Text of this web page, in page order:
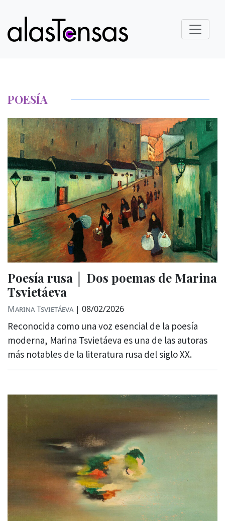
POESÍA
Poesía rusa │ Dos poemas de Marina
Tsvietáeva
Marina Tsvietáeva | 08/02/2026
Reconocida como una voz esencial de la poesía
moderna, Marina Tsvietáeva es una de las autoras
más notables de la literatura rusa del siglo XX.